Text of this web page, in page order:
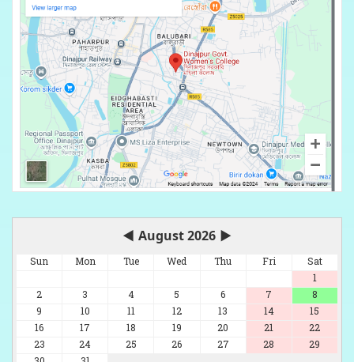
◀ August 2026 ▶
Sun Mon Tue Wed Thu Fri
Sat
1
2
3 4 5 6 7
8
9
10 11 12 13 14
15
16
17 18 19 20 21
22
23
24 25 26 27 28
29